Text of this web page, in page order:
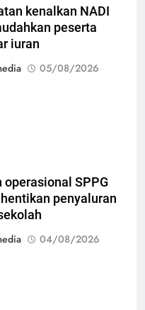
kenalkan NADI
peserta
iuran
05/08/2026
operasional SPPG
penyaluran
04/08/2026